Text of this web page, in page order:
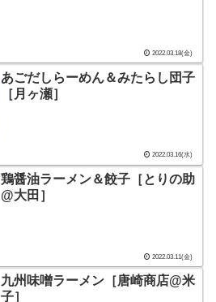
2022.03.18(金)
あごだしらーめん＆みたらし団子
［月ヶ瀬］
2022.03.16(水)
鶏醤油ラーメン＆餃子［とりの助
@大田］
2022.03.11(金)
九州味噌ラーメン［唐崎商店@米
子］